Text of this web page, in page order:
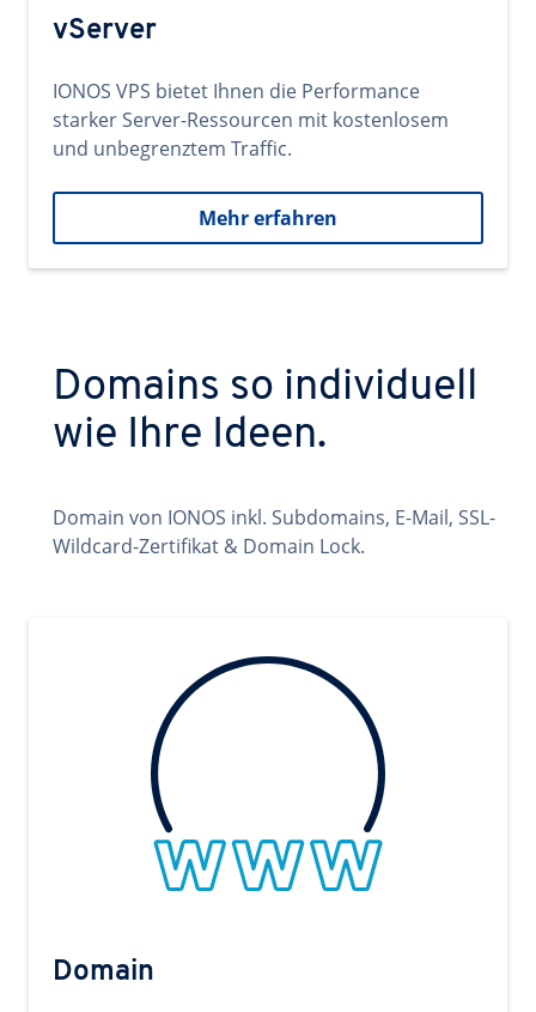
vServer
IONOS VPS bietet Ihnen die Performance
starker Server-Ressourcen mit kostenlosem
und unbegrenztem Traffic.
Mehr erfahren
Domains so individuell
wie Ihre Ideen.
Domain von IONOS inkl. Subdomains, E-Mail, SSL-
Wildcard-Zertifikat & Domain Lock.
Domain